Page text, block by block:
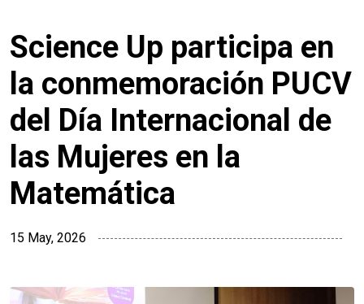
Science Up participa en
la conmemoración PUCV
del Día Internacional de
las Mujeres en la
Matemática
15 May, 2026